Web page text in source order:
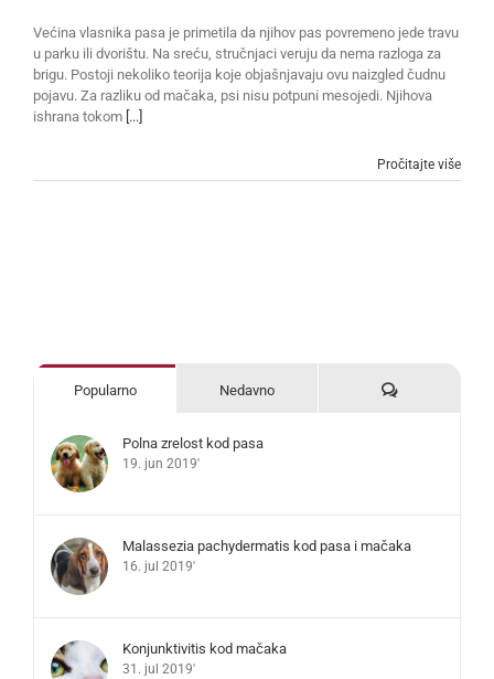
Većina vlasnika pasa je primetila da njihov pas povremeno jede travu
u parku ili dvorištu. Na sreću, stručnjaci veruju da nema razloga za
brigu. Postoji nekoliko teorija koje objašnjavaju ovu naizgled čudnu
pojavu. Za razliku od mačaka, psi nisu potpuni mesojedi. Njihova
ishrana tokom [...]
Pročitajte više
Popularno Nedavno Komentari
Polna zrelost kod pasa
19. jun 2019'
Malassezia pachydermatis kod pasa i mačaka
16. jul 2019'
Konjunktivitis kod mačaka
31. jul 2019'